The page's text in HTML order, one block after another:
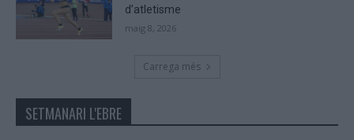
d’atletisme
maig 8, 2026
Carrega més
SETMANARI L'EBRE